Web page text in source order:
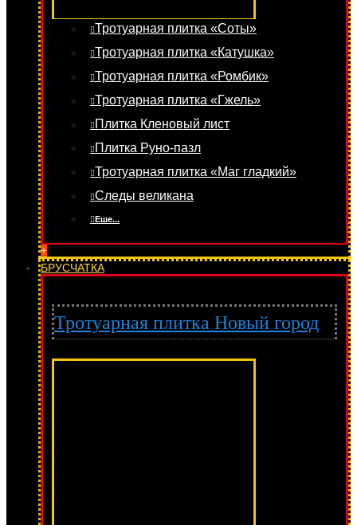
Тротуарная плитка «Соты»
Тротуарная плитка «Катушка»
Тротуарная плитка «Ромбик»
Тротуарная плитка «Гжель»
Плитка Кленовый лист
Плитка Руно-пазл
Тротуарная плитка «Маг гладкий»
Следы великана
Еше...
+
БРУСЧАТКА
Тротуарная плитка Новый город